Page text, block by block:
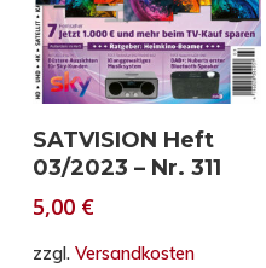
In den Warenkorb
SATVISION Heft
03/2023 – Nr. 311
5,00 €
zzgl. Versandkosten